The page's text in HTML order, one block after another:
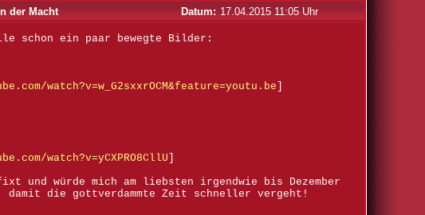
der Macht Datum: 17.04.2015 11:05 Uhr
schon ein paar bewegte Bilder:
watch?v=w_G2sxxrOCM&feature=youtu.be
watch?v=yCXPRO8CllU
und würde mich am liebsten irgendwie bis Dezember
die gottverdammte Zeit schneller vergeht!